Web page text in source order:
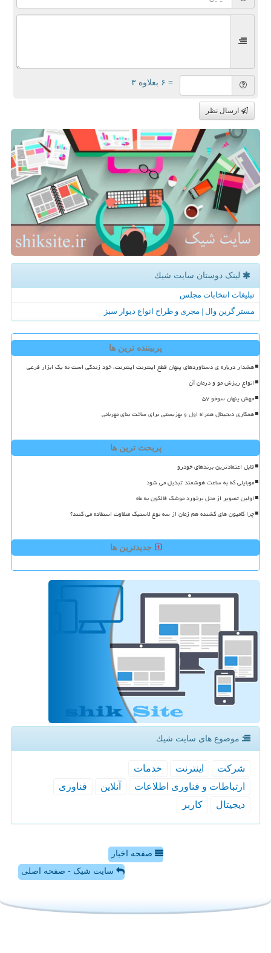
= ۶ بعلاوه ۳
ارسال نظر
لینک دوستان سایت شیك
تبلیغات انتخابات مجلس
مستر گرین وال | مجری و طراح انواع دیوار سبز
پربیننده ترین ها
هشدار درباره ی دستاوردهای پنهان قطع اینترنت اینترنت، خود زندگی است نه یک ابزار فرعی
انواع ریزش مو و درمان آن
جهش پنهان سوخو ۵۷
همکاری دیجیتال همراه اول و بهزیستی برای ساخت بنای مهربانی
پربحث ترین ها
قابل اعتمادترین برندهای خودرو
موبایلی که به ساعت هوشمند تبدیل می شود
اولین تصویر از محل برخورد موشک فالکون به ماه
چرا کامیون های کشنده هم زمان از سه نوع لاستیک متفاوت استفاده می کنند؟
جدیدترین ها
موضوع های سایت شیك
شركت اینترنت
خدمات
ارتباطات و فناوری اطلاعات
آنلاین
فناوری
دیجیتال
كاربر
صفحه اخبار
سایت شیک - صفحه اصلی